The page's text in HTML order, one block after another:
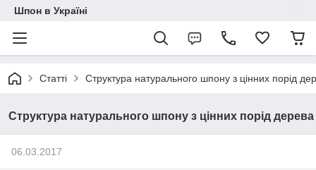
Шпон в Україні
Статті Структура натурального шпону з цінних порід
Структура натурального шпону з цінних порід дерева
06.03.2017